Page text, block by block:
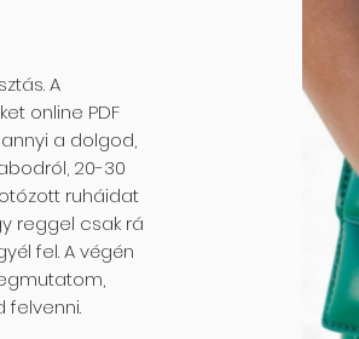
A
online PDF
a dolgod,
20-30
ruháidat
reggel csak rá
fel. A végén
felvenni.